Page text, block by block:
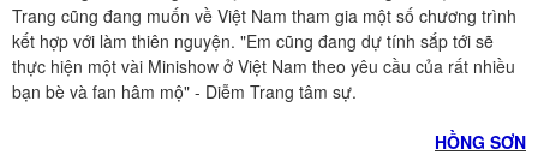
Trang cũng đang muốn về Việt Nam tham gia một số chương trình
kết hợp với làm thiên nguyện. "Em cũng đang dự tính sắp tới sẽ
thực hiện một vài Minishow ở Việt Nam theo yêu cầu của rất nhiều
bạn bè và fan hâm mộ" - Diễm Trang tâm sự.
HỒNG SƠN